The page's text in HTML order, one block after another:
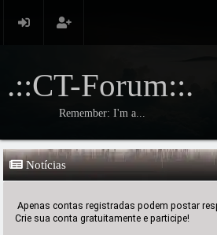
.::CT-Forum::.
Remember: I'm a...
Notícias
Apenas contas registradas podem postar
Crie sua conta gratuitamente e participe!